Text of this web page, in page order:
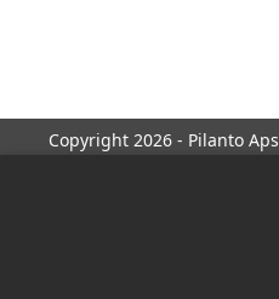
Copyright 2026 - Pilanto Aps